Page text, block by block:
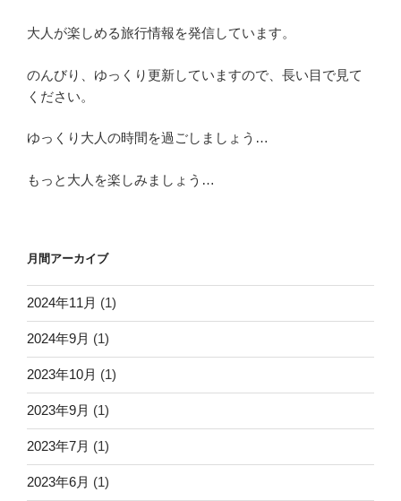
大人が楽しめる旅行情報を発信しています。
のんびり、ゆっくり更新していますので、長い目で見て
ください。
ゆっくり大人の時間を過ごしましょう…
もっと大人を楽しみましょう…
月間アーカイブ
2024年11月 (1)
2024年9月 (1)
2023年10月 (1)
2023年9月 (1)
2023年7月 (1)
2023年6月 (1)